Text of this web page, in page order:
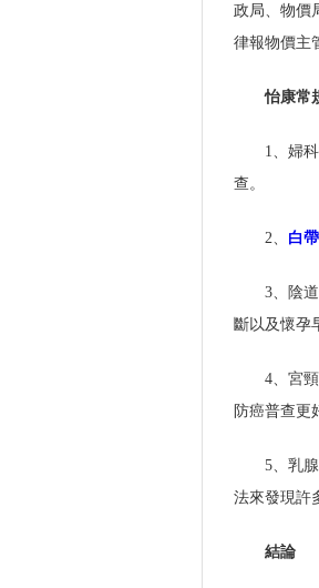
政局、物價
律報物價主
怡康常
1、婦
查。
2、 白帶
3、陰
斷以及懷孕
4、宮
防癌普查更
5、乳
法來發現許
結論